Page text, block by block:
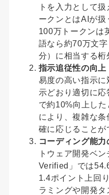
トを入力として
ークンとはAIが扱
100万トークンは
語なら約70万文
分）に相当する桁
指示追従性の向上
易度の高い指示
示どおり適切に
で約10%向上し
により、複雑な
確に応じることが
コーディング能力
トウェア開発ベ
Verified」では
1.4ポイント上回
ラミングや開発